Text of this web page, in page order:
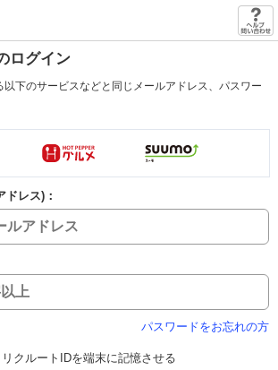
ログイン
以下のサービスなどと同じメールアドレス、パスワー
ドレス)：
パスワードをお忘れの方
リクルートIDを端末に記憶させる